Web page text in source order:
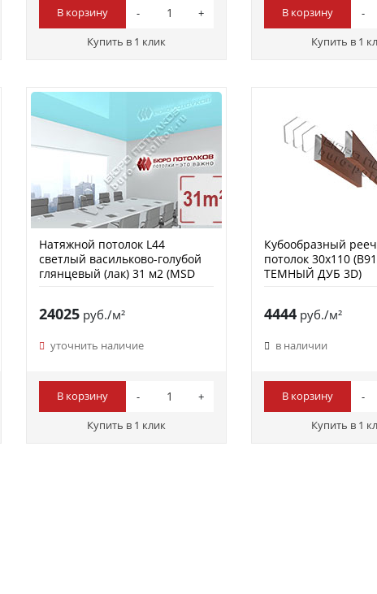
В корзину
Купить в 1 клик
В корзину
Купить в 1
Натяжной потолок L44
светлый васильково-голубой
глянцевый (лак) 31 м2 (MSD
24025 руб./м²
уточнить наличие
В корзину
Купить в 1 клик
Кубообразный
потолок 30х110
ТЕМНЫЙ ДУБ 3D)
4444руб./м²
в наличии
В корзину
Купить в 1